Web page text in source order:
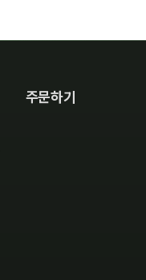
주문하기